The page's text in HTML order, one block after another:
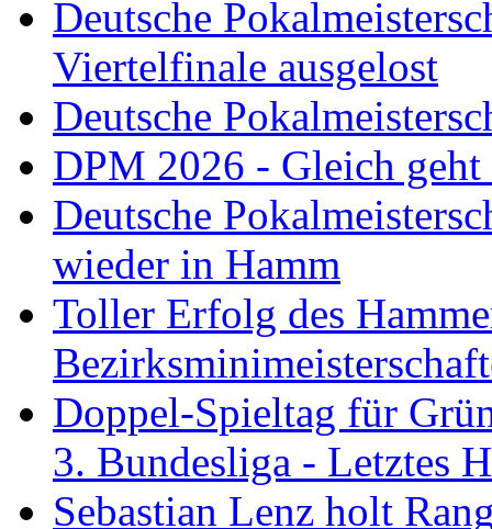
Deutsche
Viertelfinale ausgelost
Deutsche
DPM 2026 - Gleich geht
Deutsche
wieder in Hamm
Toller Erfolg des
Doppel-Spieltag für
3. Bundesliga - Letztes
Sebastian Lenz holt